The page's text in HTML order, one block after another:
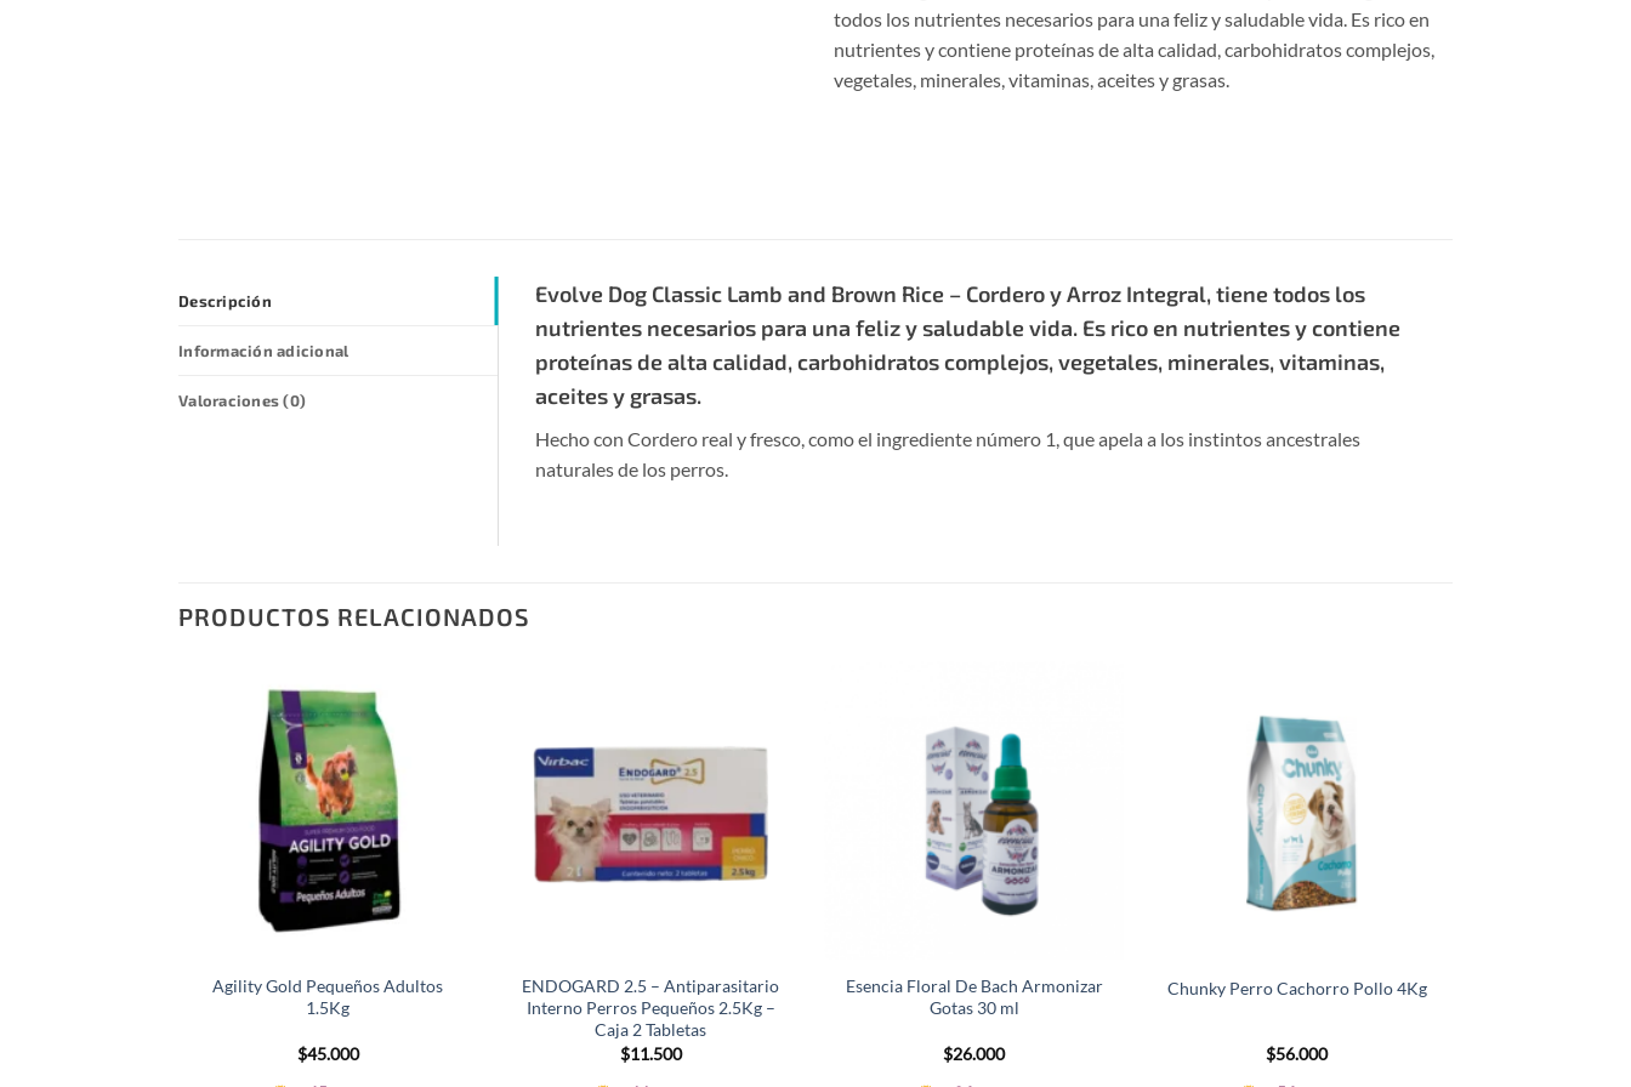
todos los nutrientes necesarios para una feliz y saludable vida. Es rico en
nutrientes y contiene proteínas de alta calidad, carbohidratos complejos,
vegetales, minerales, vitaminas, aceites y grasas.
Descripción
Información adicional
Valoraciones (0)
Evolve Dog Classic Lamb and Brown Rice – Cordero y Arroz Integral, tiene todos los
nutrientes necesarios para una feliz y saludable vida. Es rico en nutrientes y contiene
proteínas de alta calidad, carbohidratos complejos, vegetales, minerales, vitaminas,
aceites y grasas.
Hecho con Cordero real y fresco, como el ingrediente número 1, que apela a los instintos ancestrales
naturales de los perros.
PRODUCTOS RELACIONADOS
Agility Gold Pequeños Adultos
1.5Kg
$45.000
ENDOGARD 2.5 – Antiparasitario
Interno Perros Pequeños 2.5Kg –
Caja 2 Tabletas
$11.500
Esencia Floral De Bach Armonizar
Gotas 30 ml
$26.000
Chunky Perro Cachorro Pollo 4Kg
$56.000